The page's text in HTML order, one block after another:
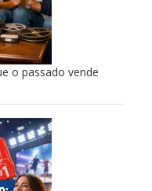
o passado vende